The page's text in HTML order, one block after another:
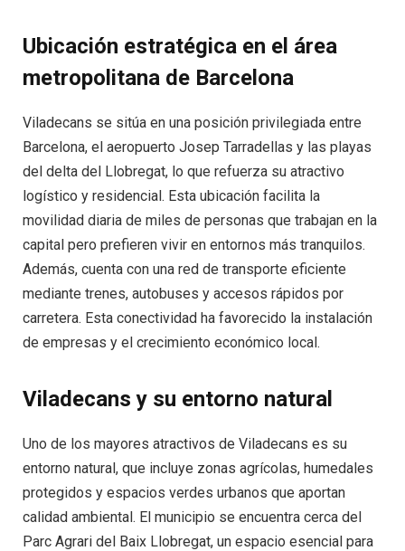
Ubicación estratégica en el área
metropolitana de Barcelona
Viladecans se sitúa en una posición privilegiada entre
Barcelona, el aeropuerto Josep Tarradellas y las playas
del delta del Llobregat, lo que refuerza su atractivo
logístico y residencial. Esta ubicación facilita la
movilidad diaria de miles de personas que trabajan en la
capital pero prefieren vivir en entornos más tranquilos.
Además, cuenta con una red de transporte eficiente
mediante trenes, autobuses y accesos rápidos por
carretera. Esta conectividad ha favorecido la instalación
de empresas y el crecimiento económico local.
Viladecans y su entorno natural
Uno de los mayores atractivos de Viladecans es su
entorno natural, que incluye zonas agrícolas, humedales
protegidos y espacios verdes urbanos que aportan
calidad ambiental. El municipio se encuentra cerca del
Parc Agrari del Baix Llobregat, un espacio esencial para